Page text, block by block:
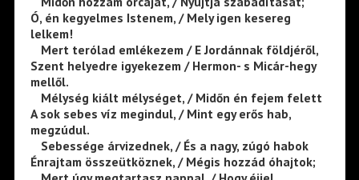
Ó, én kegyelmes Istenem, / Mely igen kesereg
lelkem!
Mert terólad emlékezem / E Jordánnak földjéről,
Szent helyedre igyekezem / Hermon- s Micár-hegy
mellől.
Mélység kiált mélységet, / Midőn én fejem felett
A sok sebes víz megindul, / Mint egy erős hab,
megzúdul.
Sebessége árvizednek, / És a nagy, zúgó habok
Énrajtam összeütköznek, / Mégis hozzád óhajtok;